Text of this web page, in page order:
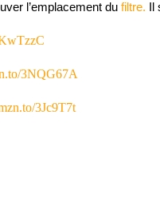
l’emplacement du filtre. Il
3NQG67A
3Jc9T7t